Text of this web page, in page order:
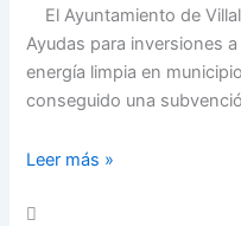
El Ayuntamiento de
Ayudas para inversiones
energía limpia en
conseguido una
Leer más »